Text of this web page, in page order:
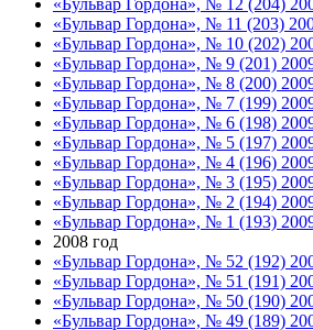
«Бульвар Гордона», № 11 (203)
«Бульвар Гордона», № 10 (202)
«Бульвар Гордона», № 9 (201)
«Бульвар Гордона», № 8 (200)
«Бульвар Гордона», № 7 (199)
«Бульвар Гордона», № 6 (198)
«Бульвар Гордона», № 5 (197)
«Бульвар Гордона», № 4 (196)
«Бульвар Гордона», № 3 (195)
«Бульвар Гордона», № 2 (194)
«Бульвар Гордона», № 1 (193)
2008 год
«Бульвар Гордона», № 52 (192)
«Бульвар Гордона», № 51 (191)
«Бульвар Гордона», № 50 (190)
«Бульвар Гордона», № 49 (189)